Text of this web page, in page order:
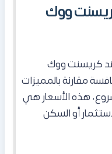
ووك
كريسنت ووك
مقارنة بالمميزات
هذه الأسعار هي
أو السكن